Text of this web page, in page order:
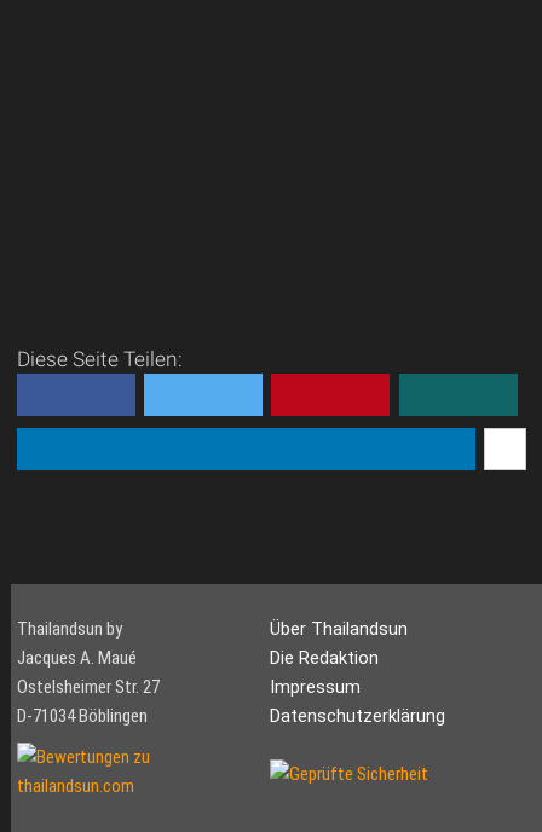
Diese Seite Teilen:
Thailandsun by
Jacques A. Maué
Ostelsheimer Str. 27
D-71034 Böblingen
Über Thailandsun
Die Redaktion
Impressum
Datenschutzerklärung